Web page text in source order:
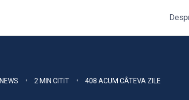
NEWS 2 MIN CITIT 408 ACUM CÂTEVA ZILE